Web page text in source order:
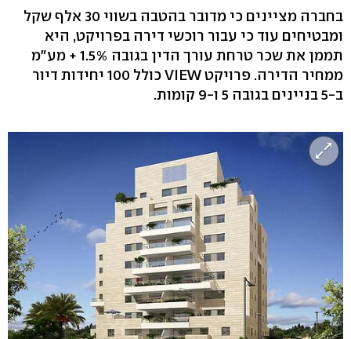
בחברה מציינים כי מדובר בהטבה בשווי 30 אלף שקל
ומבטיחים עוד כי עבור רוכשי דירה בפרויקט, היא
תממן את שכר טרחת עורך הדין בגובה 1.5% + מע"מ
ממחיר הדירה. פרויקט VIEW כולל 100 יחידות דיור
ב-5 בניינים בגובה 5 ו-9 קומות.